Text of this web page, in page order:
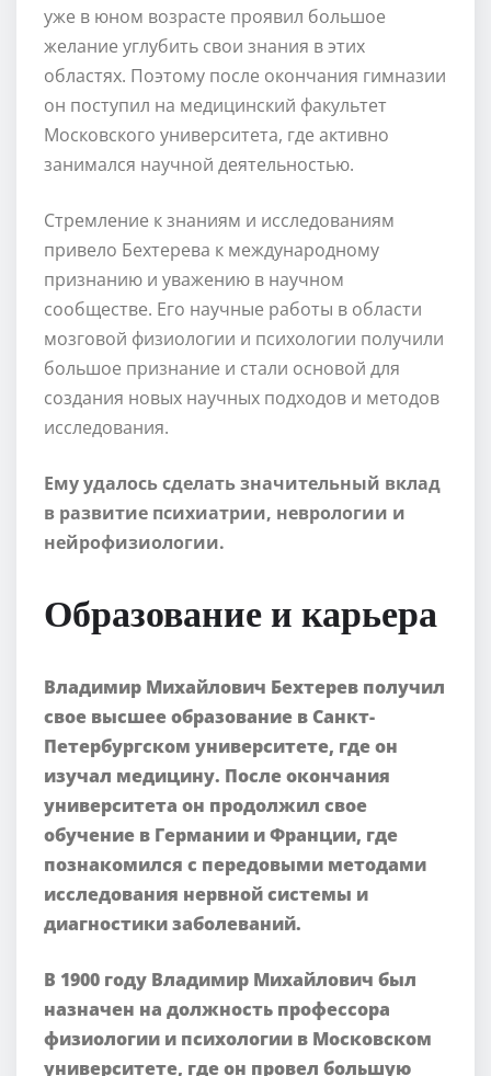
уже в юном возрасте проявил большое
желание углубить свои знания в этих
областях. Поэтому после окончания гимназии
он поступил на медицинский факультет
Московского университета, где активно
занимался научной деятельностью.
Стремление к знаниям и исследованиям
привело Бехтерева к международному
признанию и уважению в научном
сообществе. Его научные работы в области
мозговой физиологии и психологии получили
большое признание и стали основой для
создания новых научных подходов и методов
исследования.
Ему удалось сделать значительный вклад
в развитие психиатрии, неврологии и
нейрофизиологии.
Образование и карьера
Владимир Михайлович Бехтерев получил
свое высшее образование в Санкт-
Петербургском университете, где он
изучал медицину. После окончания
университета он продолжил свое
обучение в Германии и Франции, где
познакомился с передовыми методами
исследования нервной системы и
диагностики заболеваний.
В 1900 году Владимир Михайлович был
назначен на должность профессора
физиологии и психологии в Московском
университете, где он провел большую